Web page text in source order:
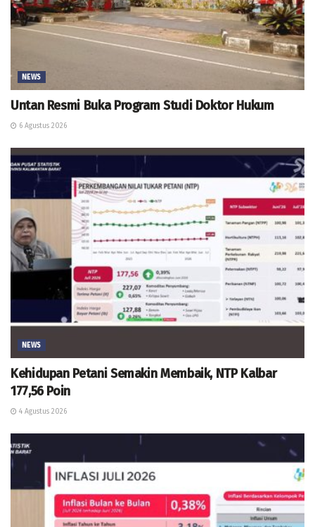
NEWS
Untan Resmi Buka Program Studi Doktor Hukum
6 Agustus 2026
NEWS
Kehidupan Petani Semakin Membaik, NTP Kalbar
177,56 Poin
4 Agustus 2026